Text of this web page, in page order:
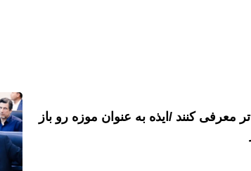
ایذه نوروز ۱۴۰۴ را متفاوت تر معرفی کنند /ایذه به عنوان موزه رو باز